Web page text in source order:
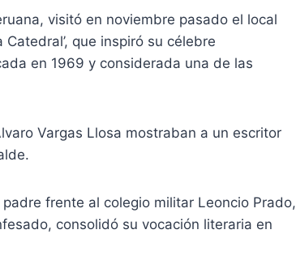
visitó en noviembre pasado el local
que inspiró su célebre
en 1969 y considerada una de las
Vargas Llosa mostraban a un escritor
frente al colegio militar Leoncio Prado,
consolidó su vocación literaria en